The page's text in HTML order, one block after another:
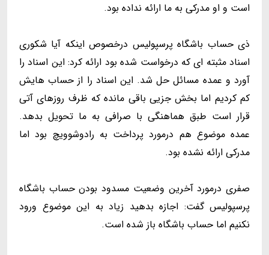
است و او مدرکی به ما ارائه نداده بود.
ذی حساب باشگاه پرسپولیس درخصوص اینکه آیا شکوری
اسناد مثبته ای که درخواست شده بود ارائه کرد: این اسناد را
آورد و عمده مسائل حل شد. این اسناد را از حساب هایش
کم کردیم اما بخش جزیی باقی مانده که ظرف روزهای آتی
قرار است طبق هماهنگی با صرافی به ما تحویل بدهد.
عمده موضوع هم درمورد پرداخت به رادوشوویچ بود اما
مدرکی ارائه نشده بود.
صفری درمورد آخرین وضعیت مسدود بودن حساب باشگاه
پرسپولیس گفت: اجازه بدهید زیاد به این موضوع ورود
نکنیم اما حساب باشگاه باز شده است.